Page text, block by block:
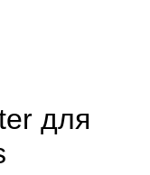
для